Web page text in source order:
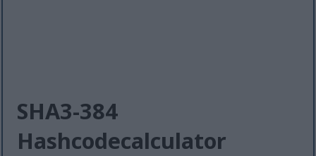
SHA3-384
Hashcodecalculator